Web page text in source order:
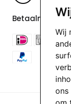
Wij
ons